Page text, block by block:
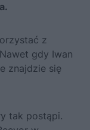
z
gdy Iwan
znajdzie się
tak postąpi.